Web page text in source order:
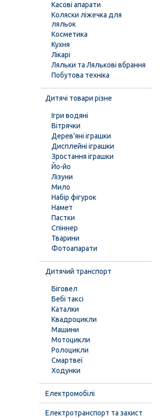
Касові апарати
Коляски ліжечка для
ляльок
Косметика
Кухня
Лікарі
Ляльки та Лялькові вбрання
Побутова техніка
Дитячі товари різне
Ігри водяні
Вітрячки
Дерев'яні іграшки
Дисплейні іграшки
Зростання іграшки
Йо-йо
Лізуни
Мило
Набір фігурок
Намет
Пастки
Спіннер
Тварини
Фотоапарати
Дитячий транспорт
Біговел
Бебі таксі
Каталки
Квадроцикли
Машини
Мотоцикли
Ролоцикли
Смартвеї
Ходунки
Електромобілі
Електротранспорт та захист